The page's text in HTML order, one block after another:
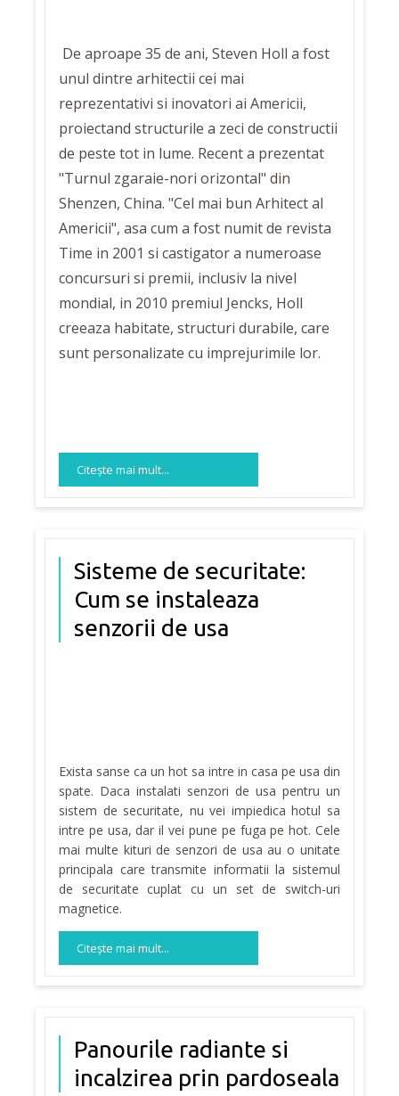
De aproape 35 de ani, Steven Holl a fost
unul dintre arhitectii cei mai
reprezentativi si inovatori ai Americii,
proiectand structurile a zeci de constructii
de peste tot in lume. Recent a prezentat
"Turnul zgaraie-nori orizontal" din
Shenzen, China. "Cel mai bun Arhitect al
Americii", asa cum a fost numit de revista
Time in 2001 si castigator a numeroase
concursuri si premii, inclusiv la nivel
mondial, in 2010 premiul Jencks, Holl
creeaza habitate, structuri durabile, care
sunt personalizate cu imprejurimile lor.
Citeşte mai mult...
Sisteme de securitate:
Cum se instaleaza
senzorii de usa
Exista sanse ca un hot sa intre in casa pe usa din
spate. Daca instalati senzori de usa pentru un
sistem de securitate, nu vei impiedica hotul sa
intre pe usa, dar il vei pune pe fuga pe hot. Cele
mai multe kituri de senzori de usa au o unitate
principala care transmite informatii la sistemul
de securitate cuplat cu un set de switch-uri
magnetice.
Citeşte mai mult...
Panourile radiante si
incalzirea prin pardoseala